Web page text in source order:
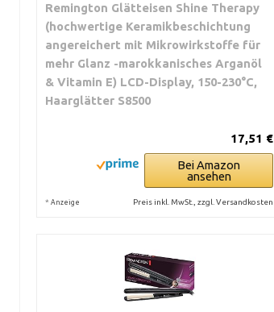
Remington Glätteisen Shine Therapy
(hochwertige Keramikbeschichtung
angereichert mit Mikrowirkstoffe für
mehr Glanz -marokkanisches Arganöl
& Vitamin E) LCD-Display, 150-230°C,
Haarglätter S8500
17,51 €
Bei Amazon
ansehen
* Anzeige Preis inkl. MwSt., zzgl. Versandkosten